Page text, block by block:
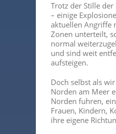
Trotz der Stille
– einige
aktuellen Angriffe
Zonen unterteilt,
normal
und sind weit
aufsteigen.
Doch selbst als
Norden am Meer
Norden fuhren,
Frauen, Kindern,
ihre eigene